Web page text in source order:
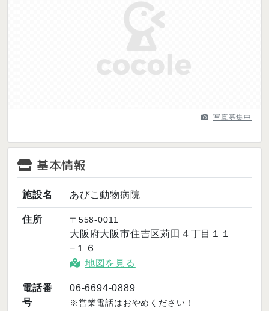
写真募集中
基本情報
施設名 あびこ動物病院
住所 〒558-0011
大阪府大阪市住吉区苅田４丁目１１
−１６
地図を見る
電話番
号
06-6694-0889
※営業電話はおやめください！